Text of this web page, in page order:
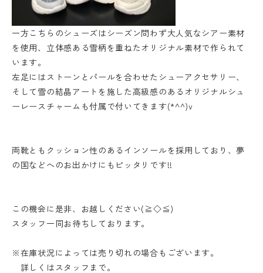
一方こちらのシューズはシーズン問わず大人気なシアー素材
を使用、立体感ある雪柄を重ねたオリジナル素材で作られて
います。
左足にはストーンとパールを合わせたシューアクセサリー、
そして雪の結晶アートを施した高級感のあるオリジナルシュ
ーレースチャームも付属で付いてきます(*^^)v
両靴ともクッション性のあるインソールを採用しており、夢
の国などへのお出かけにもピッタリです!!
この機会に是非、お越しください(≧◇≦)
スタッフ一同お待ちしております。
※在庫状況によっては売り切れの場合もございます。
詳しくはスタッフまで。